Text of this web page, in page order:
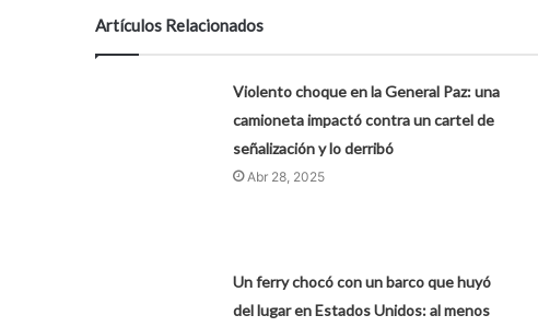
Artículos Relacionados
Violento choque en la General Paz: una
camioneta impactó contra un cartel de
señalización y lo derribó
Abr 28, 2025
Un ferry chocó con un barco que huyó
del lugar en Estados Unidos: al menos